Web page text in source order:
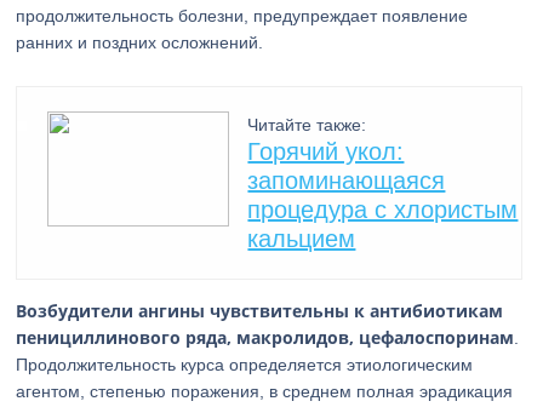
продолжительность болезни, предупреждает появление
ранних и поздних осложнений.
Читайте также:
Горячий укол:
запоминающаяся
процедура с хлористым
кальцием
Возбудители ангины чувствительны к антибиотикам
пенициллинового ряда, макролидов, цефалоспоринам
Продолжительность курса определяется этиологическим
агентом, степенью поражения, в среднем полная эрадикация